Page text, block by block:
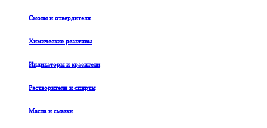
Смолы и отвердители
Химические реактивы
Индикаторы и красители
Растворители и спирты
Масла и смазки